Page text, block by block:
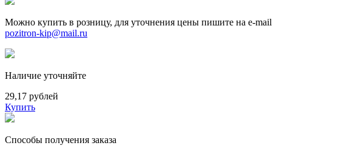
Можно купить в розницу, для уточнения цены пишите на e-mail
pozitron-kip@mail.ru
Наличие уточняйте
29,17 рублей
Купить
Способы получения заказа